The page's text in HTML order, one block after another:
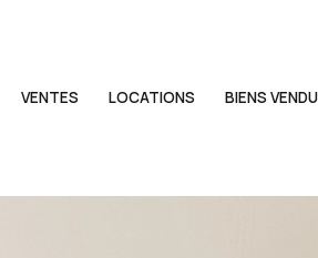
VENTES LOCATIONS BIENS